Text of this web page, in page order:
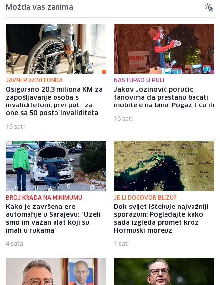
Možda vas zanima
JAVNI POZIVI FONDA
Osigurano 20,3 miliona KM za
zapošljavanje osoba s
invaliditetom, prvi put i za
one sa 50 posto invaliditeta
19 sati
NASTUPAO U PULI
Jakov Jozinović poručio
fanovima da prestanu bacati
mobitele na binu: Pogazit ću ih
16 sati
BROJ KRAĐA NA MINIMUMU
Kako je završena ere
automafije u Sarajevu: "Uzeli
smo im važan alat koji su
imali u rukama"
4 sata
JE LI DOGOVOR BLIZU?
Dok svijet iščekuje najvažniji
sporazum: Pogledajte kako
sada izgleda promet kroz
Hormuški moreuz
1 sat